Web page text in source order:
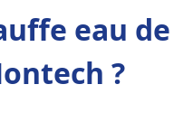
eau de
?